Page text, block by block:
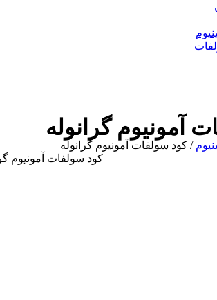
آمونیوم گرانوله
/ کود سولفات آمونیوم گرانوله